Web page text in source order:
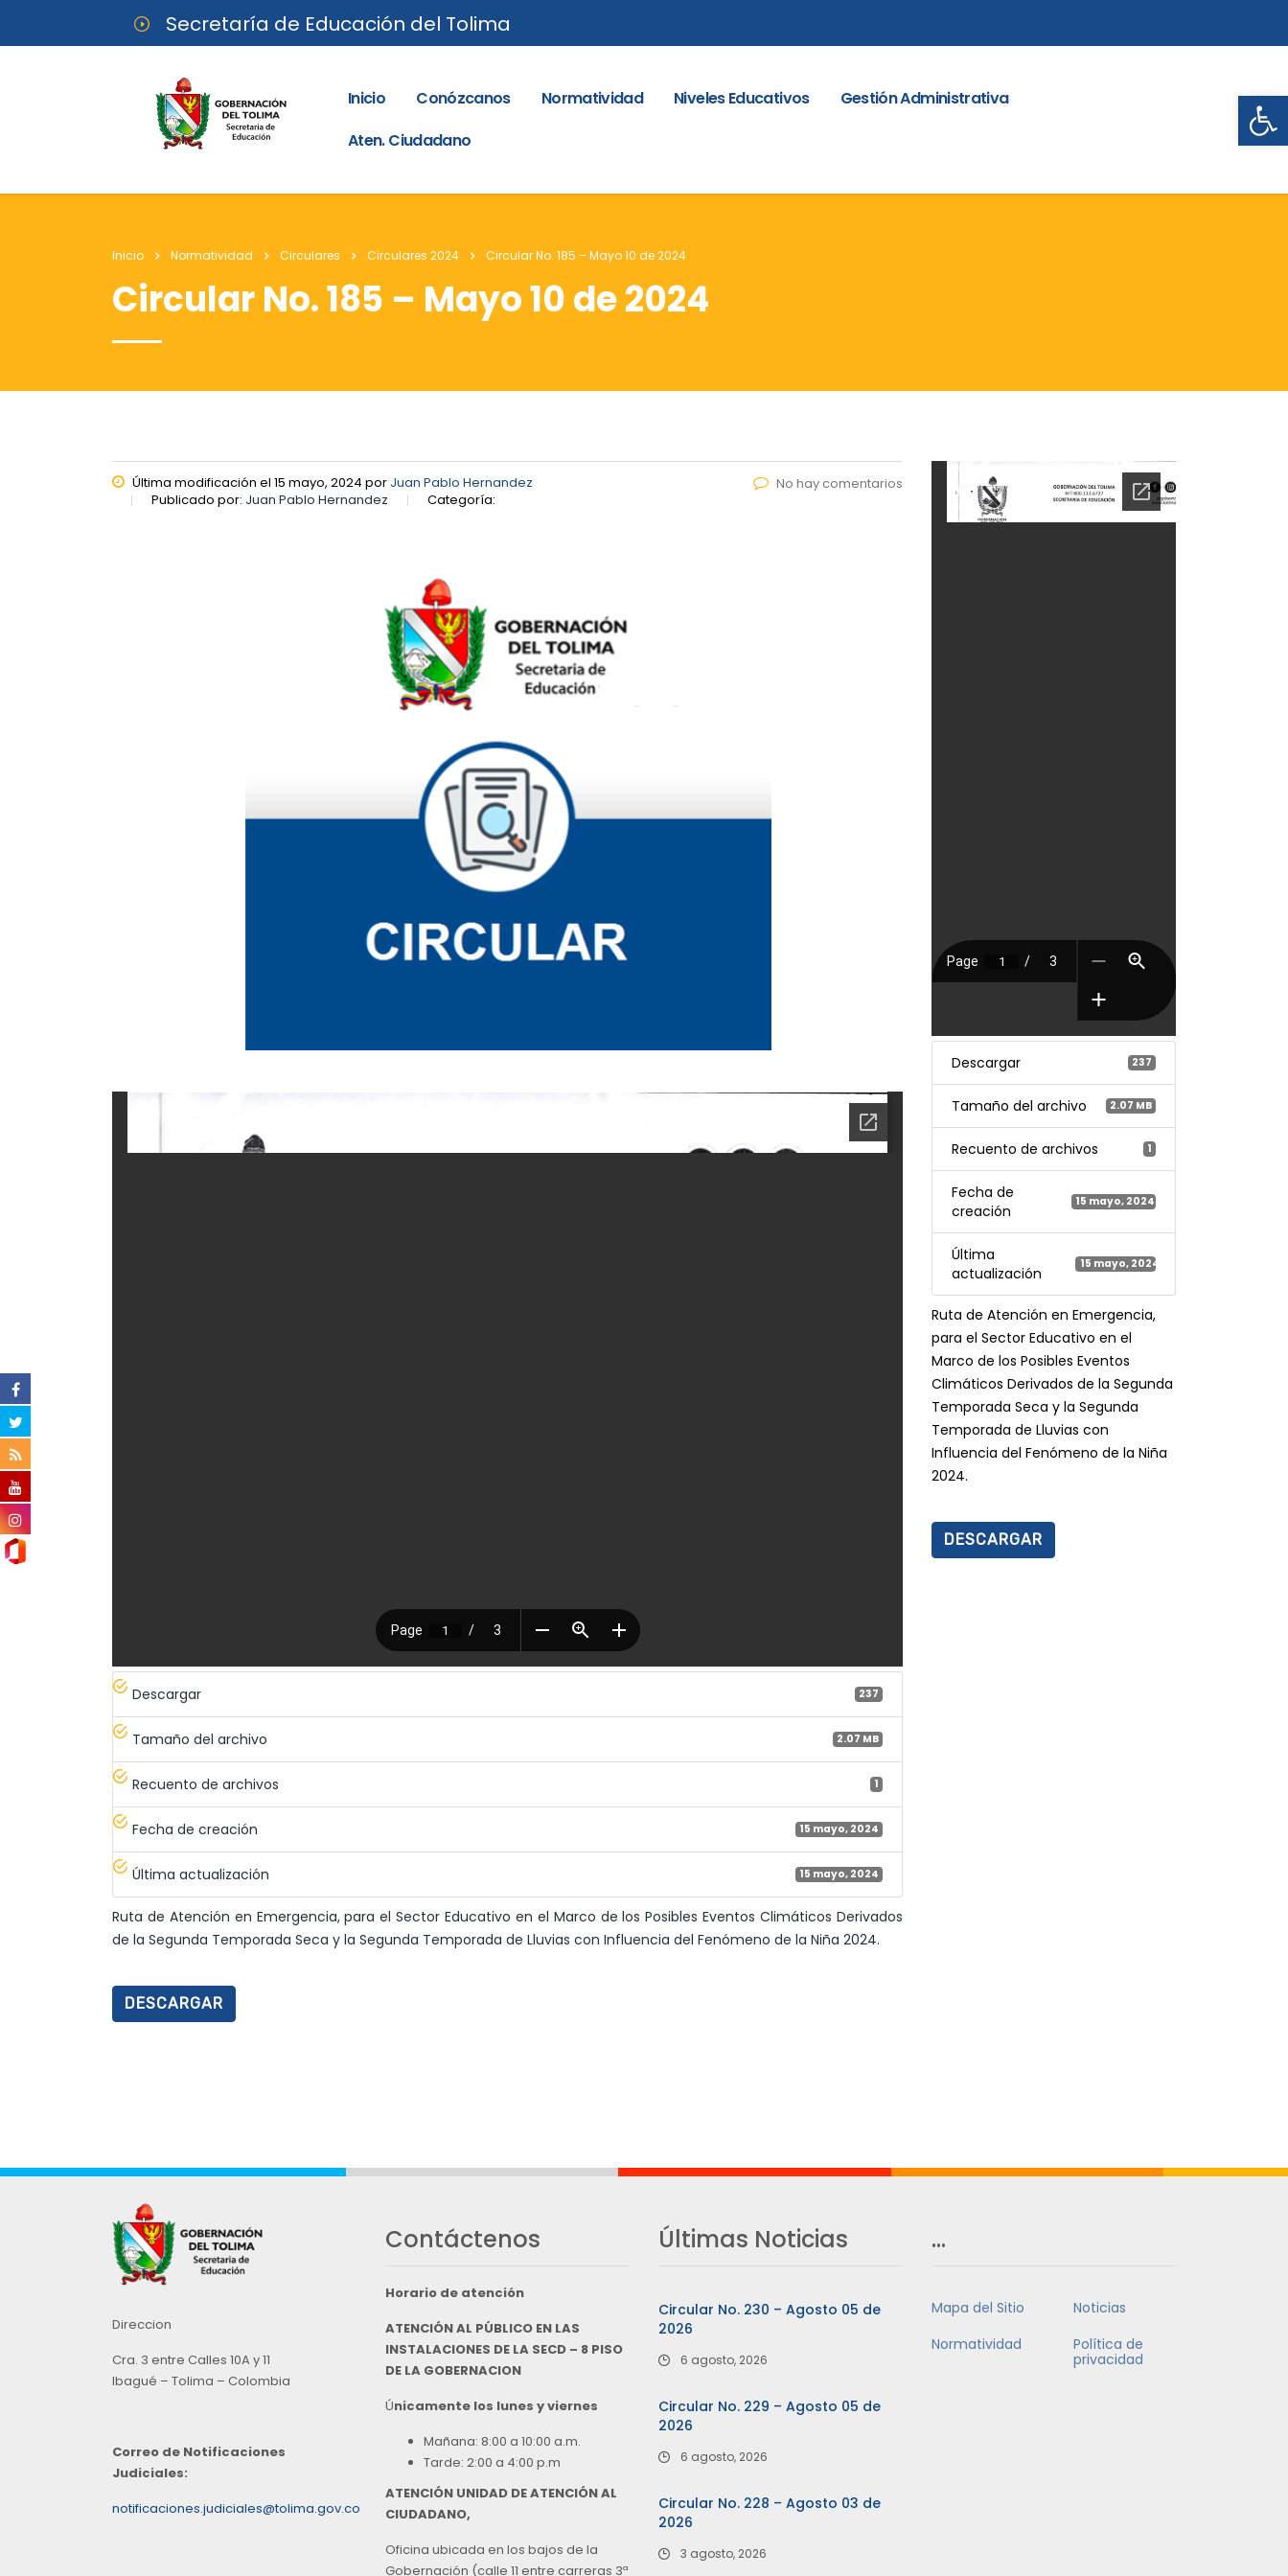
Secretaría de Educación del Tolima
Inicio Conózcanos Normatividad Niveles Educativos
Gestión Administrativa
Aten. Ciudadano
Inicio Normatividad Circulares Circulares 2024 Circular No. 185 – Mayo 10 de 2024
Circular No. 185 – Mayo 10 de 2024
Última modificación el 15 mayo, 2024 por Juan Pablo Hernandez
Publicado por: Juan Pablo Hernandez Categoría:
No hay comentarios
Descargar 237
Tamaño del archivo 2.07 MB
Recuento de archivos 1
Fecha de creación 15 mayo, 2024
Última actualización 15 mayo, 2024
Ruta de Atención en Emergencia, para el Sector Educativo en el Marco de los Posibles Eventos Climáticos Derivados
de la Segunda Temporada Seca y la Segunda Temporada de Lluvias con Influencia del Fenómeno de la Niña 2024.
DESCARGAR
Descargar 237
Tamaño del archivo 2.07 MB
Recuento de archivos 1
Fecha de
creación
15 mayo, 2024
Última
actualización
15 mayo, 2024
Ruta de Atención en Emergencia,
para el Sector Educativo en el
Marco de los Posibles Eventos
Climáticos Derivados de la Segunda
Temporada Seca y la Segunda
Temporada de Lluvias con
Influencia del Fenómeno de la Niña
2024.
DESCARGAR
Direccion
Cra. 3 entre Calles 10A y 11
Ibagué – Tolima – Colombia
Correo de Notificaciones
Judiciales:
notificaciones.judiciales@tolima.gov.co
Contáctenos
Horario de atención
ATENCIÓN AL PÚBLICO EN LAS
INSTALACIONES DE LA SECD – 8 PISO
DE LA GOBERNACION
Únicamente los lunes y viernes
Mañana: 8:00 a 10:00 a.m.
Tarde: 2:00 a 4:00 p.m
ATENCIÓN UNIDAD DE ATENCIÓN AL
CIUDADANO,
Oficina ubicada en los bajos de la
Gobernación (calle 11 entre carreras 3ª
Últimas Noticias
Circular No. 230 – Agosto 05 de
2026
6 agosto, 2026
Circular No. 229 – Agosto 05 de
2026
6 agosto, 2026
Circular No. 228 – Agosto 03 de
2026
3 agosto, 2026
…
Mapa del Sitio
Noticias
Normatividad
Política de
privacidad